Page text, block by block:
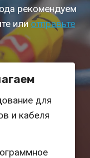
рекомендуем
илиотправьте
для
и кабеля